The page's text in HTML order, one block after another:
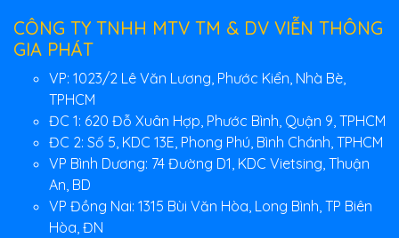
CÔNG TY TNHH MTV TM & DV VIỄN THÔNG
GIA PHÁT
VP: 1023/2 Lê Văn Lương, Phước Kiển, Nhà Bè,
TPHCM
ĐC 1: 620 Đỗ Xuân Hợp, Phước Bình, Quận 9, TPHCM
ĐC 2: Số 5, KDC 13E, Phong Phú, Bình Chánh, TPHCM
VP Bình Dương: 74 Đường D1, KDC Vietsing, Thuận
An, BD
VP Đồng Nai: 1315 Bùi Văn Hòa, Long Bình, TP Biên
Hòa, ĐN